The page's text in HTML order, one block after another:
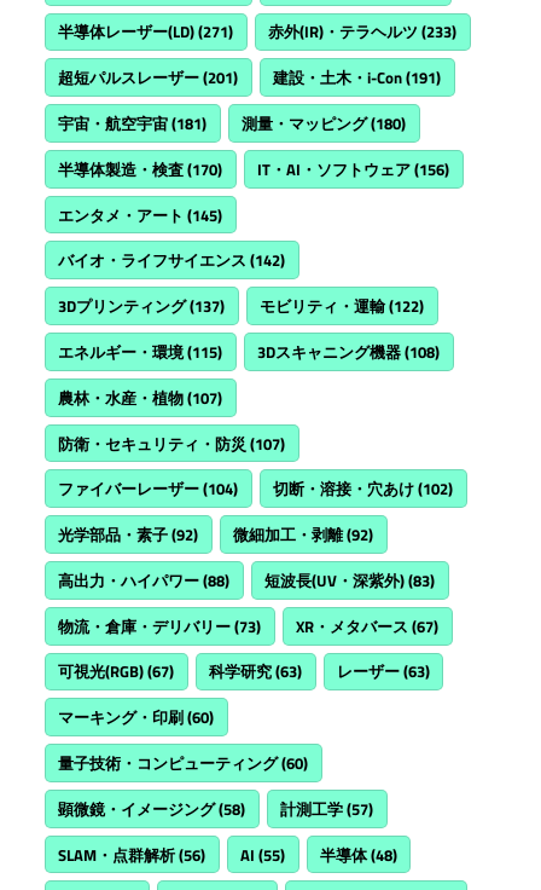
半導体レーザー(LD)(271) 赤外(IR)・テラヘルツ (233)
超短パルスレーザー(201) 建設・土木・i-Con(191)
宇宙・航空宇宙(181) 測量・マッピング(180)
半導体製造・検査(170) IT・AI・ソフトウェア(156)
エンタメ・アート (145)
バイオ・ライフサイエンス (142)
3Dプリンティング(137) モビリティ・運輸(122)
エネルギー・環境(115) 3Dスキャニング機器(108)
農林・水産・植物(107)
防衛・セキュリティ・防災 (107)
ファイバーレーザー(104) 切断・溶接・穴あけ(102)
光学部品・素子(92) 微細加工・剥離(92)
高出力・ハイパワー(88) 短波長(UV・深紫外)(83)
物流・倉庫・デリバリー(73) XR・メタバース (67)
可視光(RGB)(67) 科学研究(63) レーザー(63)
マーキング・印刷(60)
量子技術・コンピューティング(60)
顕微鏡・イメージング(58) 計測工学(57)
SLAM・点群解析(56) AI (55) 半導体(48)